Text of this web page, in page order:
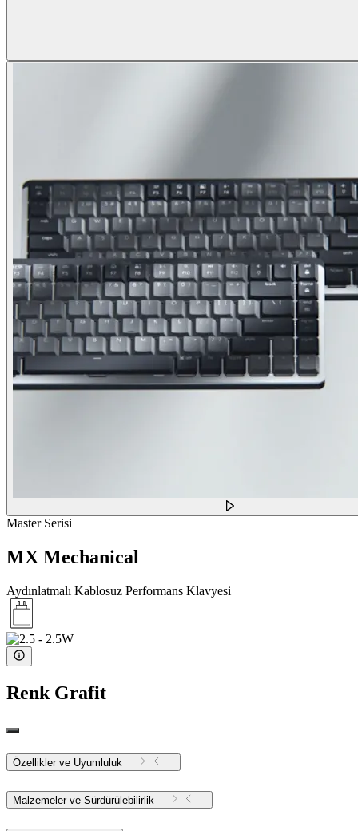
Master Serisi
MX Mechanical
Aydınlatmalı Kablosuz Performans Klavyesi
Renk Grafit
Özellikler ve Uyumluluk
Malzemeler ve Sürdürülebilirlik